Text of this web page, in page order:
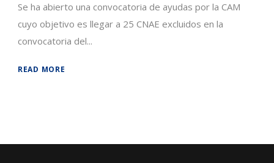
Se ha abierto una convocatoria de ayudas por la CAM
cuyo objetivo es llegar a 25 CNAE excluidos en la
convocatoria del...
READ MORE